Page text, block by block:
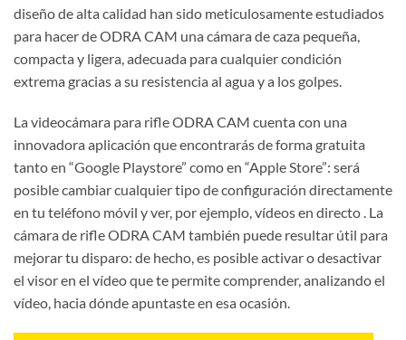
diseño de alta calidad han sido meticulosamente estudiados
para hacer de ODRA CAM una cámara de caza pequeña,
compacta y ligera, adecuada para cualquier condición
extrema gracias a su resistencia al agua y a los golpes.
La videocámara para rifleODRA CAM cuenta con una
innovadora aplicación que encontrarás de forma gratuita
tanto en “Google Playstore” como en “Apple Store”: será
posible cambiar cualquier tipo de configuración directamente
en tu teléfono móvil y ver, por ejemplo, vídeos en directo . La
cámara de rifle ODRA CAM también puede resultar útil para
mejorar tu disparo: de hecho, es posible activar o desactivar
el visor en el vídeo que te permite comprender, analizando el
vídeo, hacia dónde apuntaste en esa ocasión.